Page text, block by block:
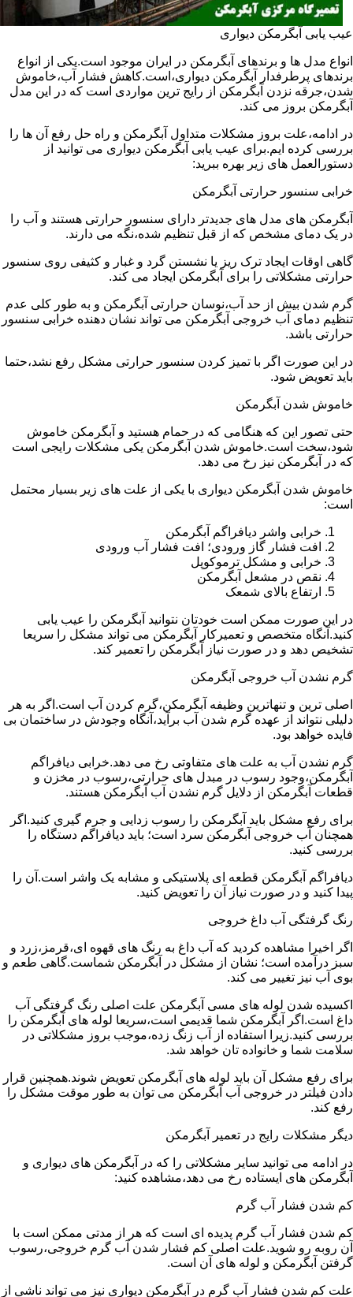
عیب یابی آبگرمکن دیواری
انواع مدل ها و برندهای آبگرمکن در ایران موجود است.یکی از انواع
برندهای پرطرفدار آبگرمکن دیواری،است.کاهش فشار آب،خاموش
شدن،جرقه نزدن آبگرمکن از رایج ترین مواردی است که در این مدل
آبگرمکن بروز می کند.
در ادامه،علت بروز مشکلات متداول آبگرمکن و راه حل رفع آن ها را
بررسی کرده ایم.برای عیب یابی آبگرمکن دیواری می توانید از
دستورالعمل های زیر بهره ببرید:
خرابی سنسور حرارتی آبگرمکن
آبگرمکن های مدل های جدیدتر دارای سنسور حرارتی هستند و آب را
در یک دمای مشخص که از قبل تنظیم شده،نگه می دارند.
گاهی اوقات ایجاد ترک ریز یا نشستن گرد و غبار و کثیفی روی سنسور
حرارتی مشکلاتی را برای آبگرمکن ایجاد می کند.
گرم شدن بیش از حد آب،نوسان حرارتی آبگرمکن و به طور کلی عدم
تنظیم دمای آب خروجی آبگرمکن می تواند نشان دهنده خرابی سنسور
حرارتی باشد.
در این صورت اگر با تمیز کردن سنسور حرارتی مشکل رفع نشد،حتما
باید تعویض شود.
خاموش شدن آبگرمکن
حتی تصور این که هنگامی که در حمام هستید و آبگرمکن خاموش
شود،سخت است.خاموش شدن آبگرمکن یکی مشکلات رایجی است
که در آبگرمکن نیز رخ می دهد.
خاموش شدن آبگرمکن دیواری با یکی از علت های زیر بسیار محتمل
است:
خرابی واشر دیافراگم آبگرمکن
افت فشار گاز ورودی؛ افت فشار آب ورودی
خرابی و مشکل ترموکوپل
نقص در مشعل آبگرمکن
ارتفاع بالای شمعک
در این صورت ممکن است خودتان نتوانید آبگرمکن را عیب یابی
کنید.آنگاه متخصص و تعمیرکار آبگرمکن می تواند مشکل را سریعا
تشخیص دهد و در صورت نیاز آبگرمکن را تعمیر کند.
گرم نشدن آب خروجی آبگرمکن
اصلی ترین و تنهاترین وظیفه آبگرمکن،گرم کردن آب است.اگر به هر
دلیلی نتواند از عهده گرم شدن آب برآید،آنگاه وجودش در ساختمان بی
فایده خواهد بود.
گرم نشدن آب به علت های متفاوتی رخ می دهد.خرابی دیافراگم
آبگرمکن،وجود رسوب در مبدل های حرارتی،رسوب در مخزن و
قطعات آبگرمکن از دلایل گرم نشدن آب آبگرمکن هستند.
برای رفع مشکل باید آبگرمکن را رسوب زدایی و جرم گیری کنید.اگر
همچنان آب خروجی آبگرمکن سرد است؛ باید دیافراگم دستگاه را
بررسی کنید.
دیافراگم آبگرمکن قطعه ای پلاستیکی و مشابه یک واشر است.آن را
پیدا کنید و در صورت نیاز آن را تعویض کنید.
رنگ گرفتگی آب داغ خروجی
اگر اخیرا مشاهده کردید که آب داغ به رنگ های قهوه ای،قرمز،زرد و
سبز درآمده است؛ نشان از مشکل در آبگرمکن شماست.گاهی طعم و
بوی آب نیز تغییر می کند.
اکسیده شدن لوله های مسی آبگرمکن علت اصلی رنگ گرفتگی آب
داغ است.اگر آبگرمکن شما قدیمی است،سریعا لوله های آبگرمکن را
بررسی کنید.زیرا استفاده از آب زنگ زده،موجب بروز مشکلاتی در
سلامت شما و خانواده تان خواهد شد.
برای رفع مشکل آن باید لوله های آبگرمکن تعویض شوند.همچنین قرار
دادن فیلتر در خروجی آب آبگرمکن می توان به طور موقت مشکل را
رفع کند.
دیگر مشکلات رایج در تعمیر آبگرمکن
در ادامه می توانید سایر مشکلاتی را که در آبگرمکن های دیواری و
آبگرمکن های ایستاده رخ می دهد،مشاهده کنید:
کم شدن فشار آب گرم
کم شدن فشار آب گرم پدیده ای است که هر از مدتی ممکن است با
آن روبه رو شوید.علت اصلی کم فشار شدن آب گرم خروجی،رسوب
گرفتن آبگرمکن و لوله های آن است.
علت کم شدن فشار آب گرم در آبگرمکن دیواری نیز می تواند ناشی از